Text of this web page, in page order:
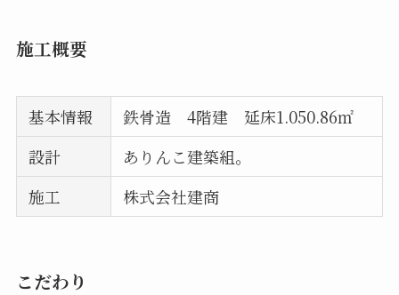
施工概要
基本情報
鉄骨造 4階建 延床1.050.86㎡
設計
ありんこ建築組。
施工
株式会社建商
こだわり